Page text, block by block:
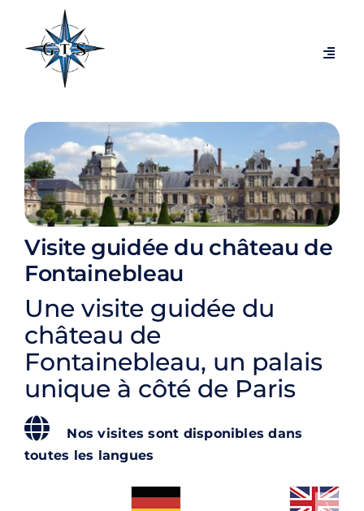
contenu
Visites par villes
Expositions temporaires
Visites exclusives et coulisses
Blog
Contact
Rechercher:
Visite guidée du château de
Fontainebleau
Une visite guidée du
château de
Fontainebleau, un palais
unique à côté de Paris
Nos visites sont disponibles dans
toutes les langues